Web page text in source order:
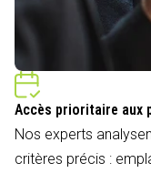
Accès prioritaire aux
Nos experts
critères précis :